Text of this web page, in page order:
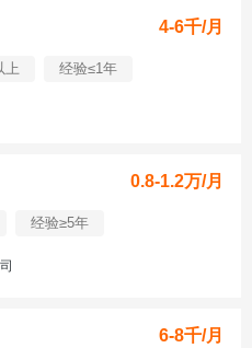
4-6千/月
上 经验≤1年
0.8-1.2万/月
经验≥5年
6-8千/月